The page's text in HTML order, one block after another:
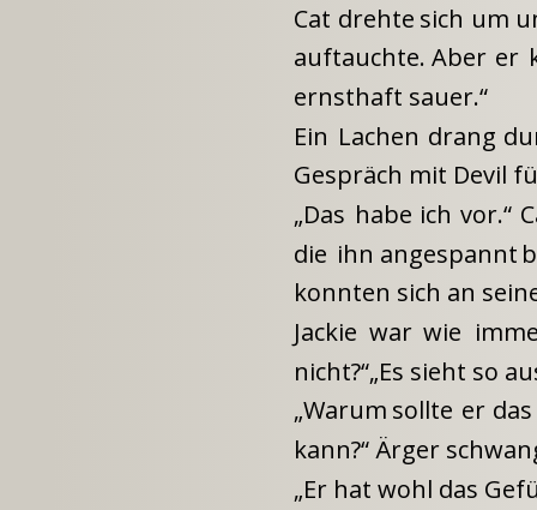
Cat drehte sich um
auftauchte. Aber er
ernsthaft sauer.“
Ein Lachen drang
Gespräch mit Devil
„Das habe ich vor.“
die ihn angespannt
konnten sich an
Jackie war wie
nicht?“„Es sieht so
„Warum sollte er das
kann?“ Ärger
„Er hat wohl das